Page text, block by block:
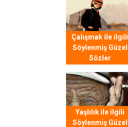
Çalışmak ile ilgili
Söylenmiş Güzel
Sözler
Yaşlılık ile ilgili
Söylenmiş Güzel